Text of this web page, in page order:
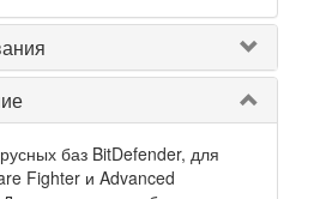
баз BitDefender, для
Fighter и Advanced